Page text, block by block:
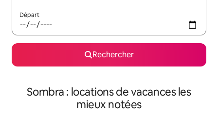
Départ
Rechercher
Sombra : locations de vacances les
mieux notées